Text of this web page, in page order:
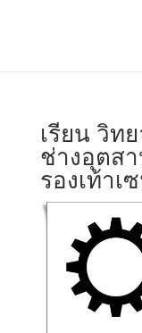
เรียน วิท
ช่างอุตส
รองเท้าเ